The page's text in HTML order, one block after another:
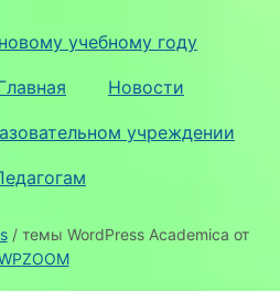
учебному году
Новости
учреждении
/ темы WordPress Academica от